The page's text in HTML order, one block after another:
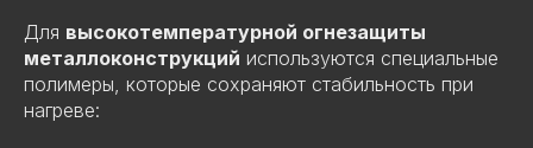
Для высокотемпературной огнезащиты
металлоконструкций используются специальные
полимеры, которые сохраняют стабильность при
нагреве: